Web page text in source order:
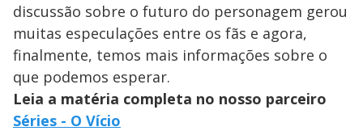
discussão sobre o futuro do personagem gerou
muitas especulações entre os fãs e agora,
finalmente, temos mais informações sobre o
que podemos esperar.
Leia a matéria completa no nosso parceiro
Séries - O Vício